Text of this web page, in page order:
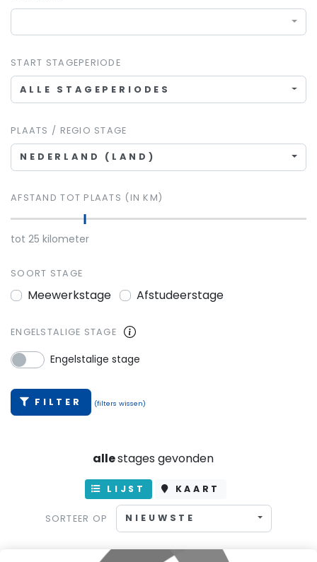
START STAGEPERIODE
ALLE STAGEPERIODES
PLAATS / REGIO STAGE
NEDERLAND (LAND)
AFSTAND TOT PLAATS (IN KM)
tot 25 kilometer
SOORT STAGE
Meewerkstage Afstudeerstage
ENGELSTALIGE STAGE
Engelstalige stage
FILTER (filters wissen)
allestages gevonden
LIJST KAART
SORTEER OP NIEUWSTE